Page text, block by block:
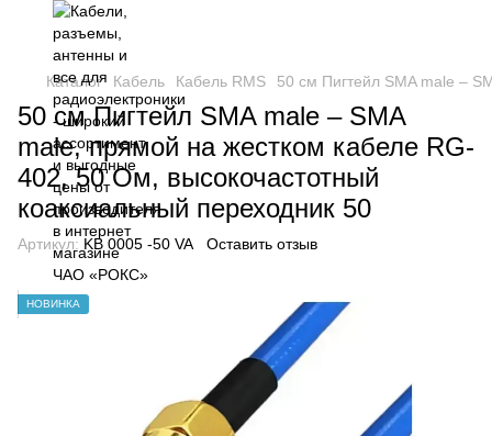
Каталог Кабель Кабель RMS 50 см Пигтейл SMA male –
50 см Пигтейл SMA male – SMA
male, прямой на жестком кабеле RG-
402, 50 Ом, высокочастотный
коаксиальный переходник 50
Артикул: KB 0005 -50 VA Оставить отзыв
НОВИНКА